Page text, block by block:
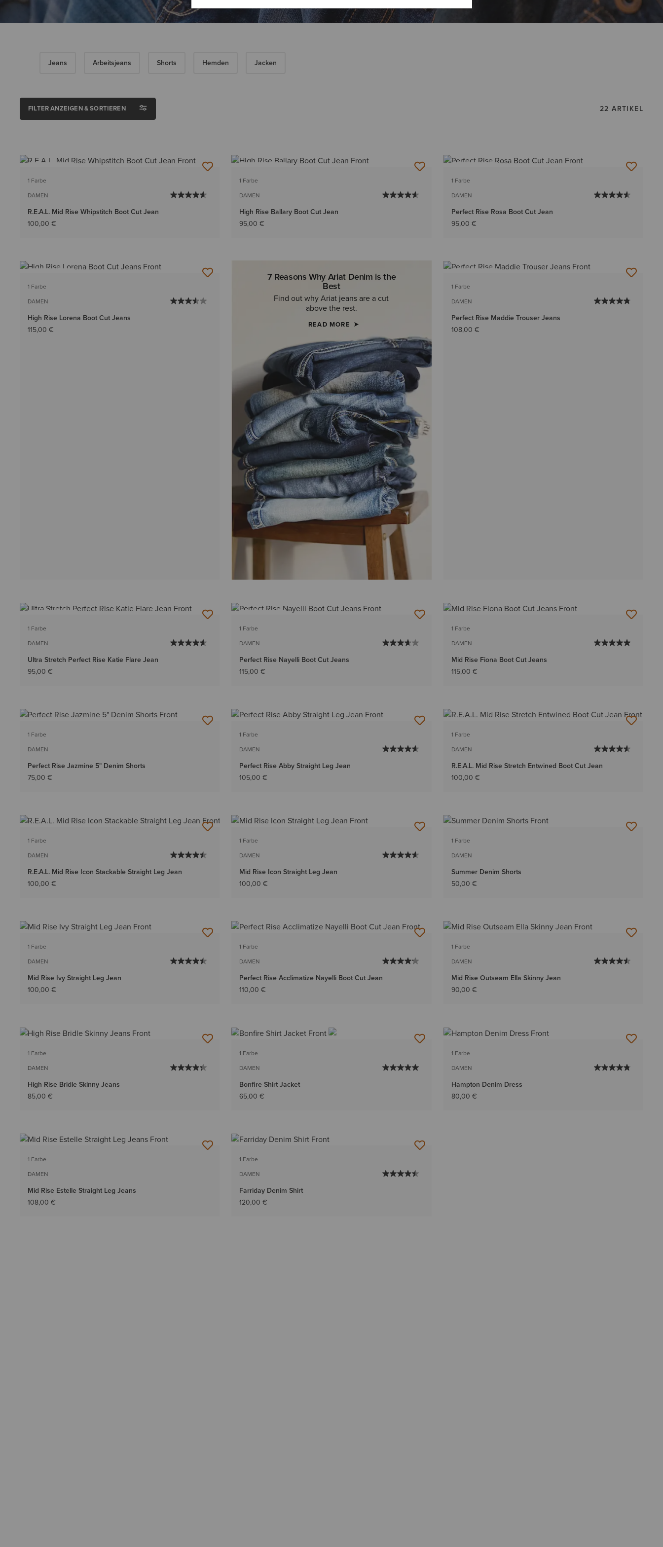
Jeans Arbeitsjeans Shorts Hemden Jacken
FILTER ANZEIGEN & SORTIEREN 22 ARTIKEL
1 Farbe
DAMEN
R.E.A.L. Mid Rise Whipstitch Boot Cut Jean
100,00 €
1 Farbe
DAMEN
High Rise Ballary Boot Cut Jean
95,00 €
1 Farbe
DAMEN
Perfect Rise Rosa Boot Cut Jean
95,00 €
1 Farbe
DAMEN
High Rise Lorena Boot Cut Jeans
115,00 €
7 Reasons Why Ariat Denim is the
Best
Find out why Ariat jeans are a cut
above the rest.
READ MORE
1 Farbe
DAMEN
Perfect Rise Maddie Trouser Jeans
108,00 €
1 Farbe
DAMEN
Ultra Stretch Perfect Rise Katie Flare Jean
95,00 €
1 Farbe
DAMEN
Perfect Rise Nayelli Boot Cut Jeans
115,00 €
1 Farbe
DAMEN
Mid Rise Fiona Boot Cut Jeans
115,00 €
1 Farbe
DAMEN
Perfect Rise Jazmine 5" Denim Shorts
75,00 €
1 Farbe
DAMEN
Perfect Rise Abby Straight Leg Jean
105,00 €
1 Farbe
DAMEN
R.E.A.L. Mid Rise Stretch Entwined Boot Cut Jean
100,00 €
1 Farbe
DAMEN
R.E.A.L. Mid Rise Icon Stackable Straight Leg Jean
100,00 €
1 Farbe
DAMEN
Mid Rise Icon Straight Leg Jean
100,00 €
1 Farbe
DAMEN
Summer Denim Shorts
50,00 €
1 Farbe
DAMEN
Mid Rise Ivy Straight Leg Jean
100,00 €
1 Farbe
DAMEN
Perfect Rise Acclimatize Nayelli Boot Cut Jean
110,00 €
1 Farbe
DAMEN
Mid Rise Outseam Ella Skinny Jean
90,00 €
1 Farbe
DAMEN
High Rise Bridle Skinny Jeans
85,00 €
1 Farbe
DAMEN
Bonfire Shirt Jacket
65,00 €
1 Farbe
DAMEN
Hampton Denim Dress
80,00 €
1 Farbe
DAMEN
Mid Rise Estelle Straight Leg Jeans
108,00 €
1 Farbe
DAMEN
Farriday Denim Shirt
120,00 €